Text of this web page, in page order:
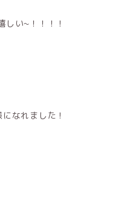
しい~！！！！
なれました！